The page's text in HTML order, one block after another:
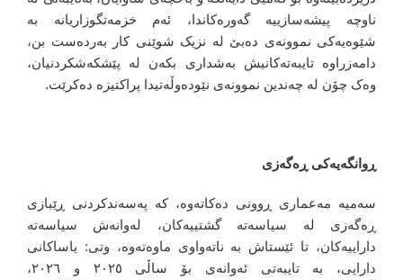
ناوچە پیشەسازییە گەورەکاندا، ئەم خزمەتگوزاریانە بە
شێوەیەکی نموونەی دەبێ لە نزیک شوێنی کار بەردەست بن،
دامەزراوە تایبەتەکانیش بەشداری بکەن لە پێشکەشکردنیان،
وەک چۆن لە چەندین نموونەی نێودەوڵەتیدا پراکتیزە دەکرێت.
ڕوانگەیەکی ڕەگەزی
سەمیە مەعماری ڕوونی دەکاتەوە، کە پەسەندکردنی ڕێبازی
ڕەگەزی لە سیاسەتە گشتییەکان، لەوانەش سیاسەتە
داراییەکان، تا ئێستاش بە ناتەواوی ماوەتەوە، وتی: یاساکانی
دارایی، بە تایبەتی ئەوانەی بۆ ساڵی ٢٠٢٥ و ٢٠٢٦،